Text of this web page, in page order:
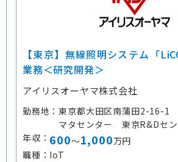
【東京】無線照明システム「
業務＜研究開発＞
アイリスオーヤマ株式会社
勤務地
東京都大田区南蒲田2-16-1
マタセンター 東京R&Dセン
年収
600～1,000万円
職種
IoT